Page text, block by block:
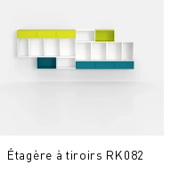
Étagère à tiroirs RK082